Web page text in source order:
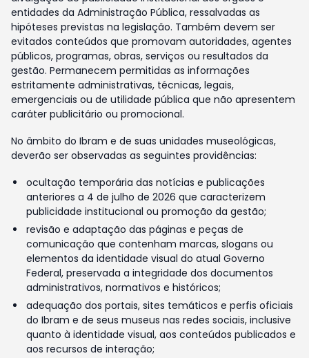
entidades da Administração Pública, ressalvadas as
hipóteses previstas na legislação. Também devem ser
evitados conteúdos que promovam autoridades, agentes
públicos, programas, obras, serviços ou resultados da
gestão. Permanecem permitidas as informações
estritamente administrativas, técnicas, legais,
emergenciais ou de utilidade pública que não apresentem
caráter publicitário ou promocional.
No âmbito do Ibram e de suas unidades museológicas,
deverão ser observadas as seguintes providências:
ocultação temporária das notícias e publicações
anteriores a 4 de julho de 2026 que caracterizem
publicidade institucional ou promoção da gestão;
revisão e adaptação das páginas e peças de
comunicação que contenham marcas, slogans ou
elementos da identidade visual do atual Governo
Federal, preservada a integridade dos documentos
administrativos, normativos e históricos;
adequação dos portais, sites temáticos e perfis oficiais
do Ibram e de seus museus nas redes sociais, inclusive
quanto à identidade visual, aos conteúdos publicados e
aos recursos de interação;